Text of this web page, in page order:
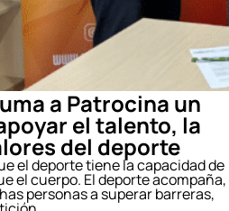
a Patrocina un
el talento, la
del deporte
el deporte tiene la capacidad de
el cuerpo. El deporte acompaña,
personas a superar barreras,